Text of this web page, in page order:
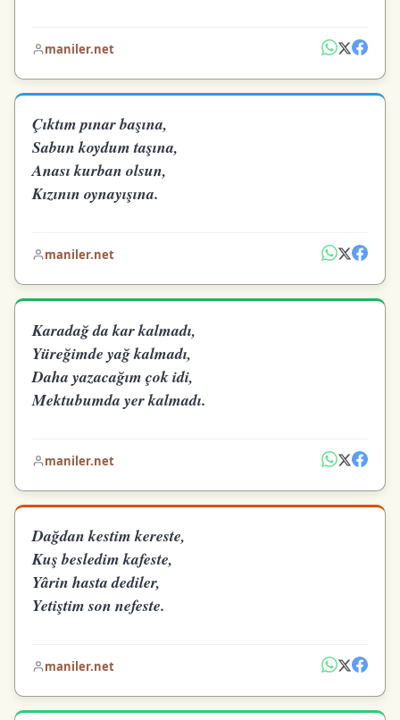
maniler.net
Çıktım pınar başına,
Sabun koydum taşına,
Anası kurban olsun,
Kızının oynayışına.
maniler.net
Karadağ da kar kalmadı,
Yüreğimde yağ kalmadı,
Daha yazacağım çok idi,
Mektubumda yer kalmadı.
maniler.net
Dağdan kestim kereste,
Kuş besledim kafeste,
Yârin hasta dediler,
Yetiştim son nefeste.
maniler.net